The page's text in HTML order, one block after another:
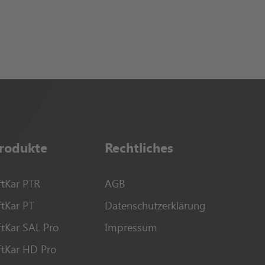
PTR
PT
SAL Pro
HD Pro
Rechtliches
AGB
Datenschutzerklärung
Impressum